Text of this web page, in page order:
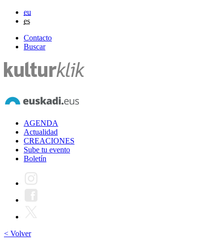
eu
es
Contacto
Buscar
AGENDA
Actualidad
CREACIONES
Sube tu evento
Boletín
< Volver